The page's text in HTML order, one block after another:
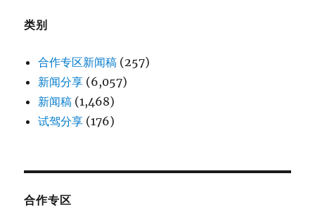
类别
合作专区新闻稿 (257)
新闻分享 (6,057)
新闻稿 (1,468)
试驾分享 (176)
合作专区